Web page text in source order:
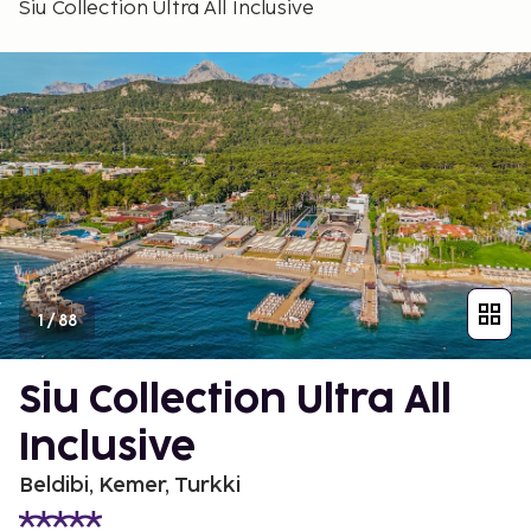
Siu Collection Ultra All Inclusive
1/88
Siu Collection Ultra All
Inclusive
Beldibi, Kemer, Turkki